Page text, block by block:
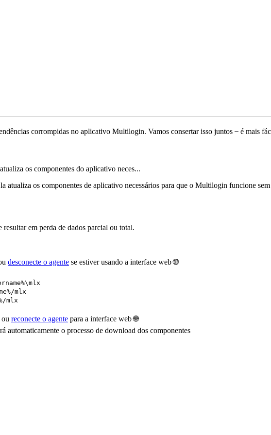
corrompidas no aplicativo Multilogin. Vamos consertar isso juntos – é mais
os componentes do aplicativo neces...
atualiza os componentes de aplicativo necessários para que o Multilogin funcione
resultar em perda de dados parcial ou total.
desconecte o agente se estiver usando a interface web 🌐
mlx
mlx
reconecte o agente para a interface web 🌐
automaticamente o processo de download dos componentes